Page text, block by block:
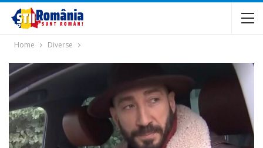
Home Diverse